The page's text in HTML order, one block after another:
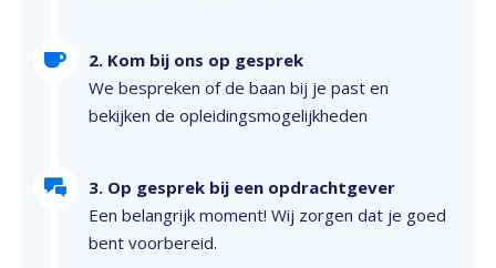
2. Kom bij ons op gesprek
We bespreken of de baan bij je past en
bekijken de opleidingsmogelijkheden
3. Op gesprek bij een opdrachtgever
Een belangrijk moment! Wij zorgen dat je goed
bent voorbereid.